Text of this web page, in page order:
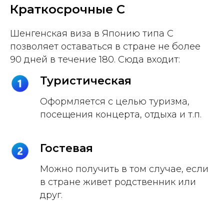
Краткосрочные C
Шенгенская виза в Японию типа C
позволяет оставаться в стране не более
90 дней в течение 180. Сюда входит:
Туристическая
Оформляется с целью туризма,
посещения концерта, отдыха и т.п.
Гостевая
Можно получить в том случае, если
в стране живет родственник или
друг.